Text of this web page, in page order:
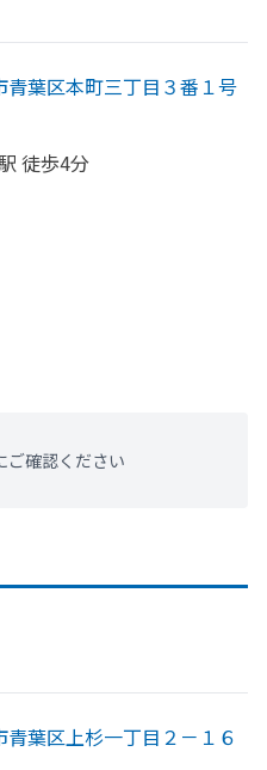
青葉区本町三丁目３番１号
徒歩4分
ご確認ください
青葉区上杉一丁目２－１６